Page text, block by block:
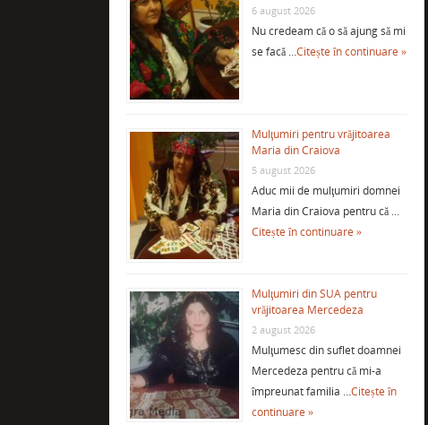
6 august 2026
Nu credeam că o să ajung să mi
se facă …Citește în continuare »
Mulţumiri pentru vrăjitoarea
Maria din Craiova
5 august 2026
Aduc mii de mulţumiri domnei
Maria din Craiova pentru că …
Citește în continuare »
Mulţumiri din SUA pentru
vrăjitoarea Mercedeza
2 august 2026
Mulţumesc din suflet doamnei
Mercedeza pentru că mi-a
împreunat familia …Citește în
continuare »